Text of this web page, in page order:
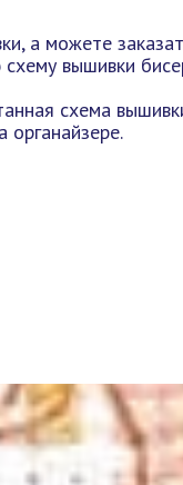
а можете
вышивки
схема
органайзере.